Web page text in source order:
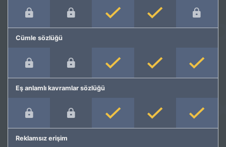
Cümle sözlüğü
Eş anlamlı kavramlar sözlüğü
Reklamsız erişim